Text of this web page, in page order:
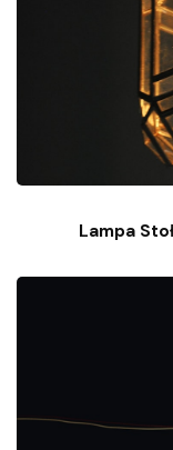
Lampa